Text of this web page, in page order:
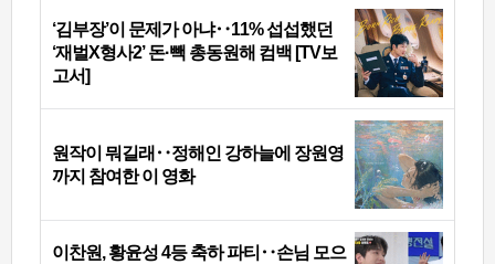
‘김부장’이 문제가 아냐‥11% 섭섭했던
‘재벌X형사2’ 돈·빽 총동원해 컴백 [TV보
고서]
원작이 뭐길래‥정해인 강하늘에 장원영
까지 참여한 이 영화
이찬원, 황윤성 4등 축하 파티‥손님 모으